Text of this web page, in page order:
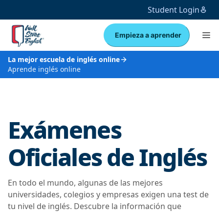
Student Login
Empieza a aprender
La mejor escuela de inglés online
Aprende inglés online
Exámenes
Oficiales de Inglés
En todo el mundo, algunas de las mejores
universidades, colegios y empresas exigen una test de
tu nivel de inglés. Descubre la información que